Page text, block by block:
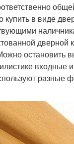
в виде
дверной
остановить
разные